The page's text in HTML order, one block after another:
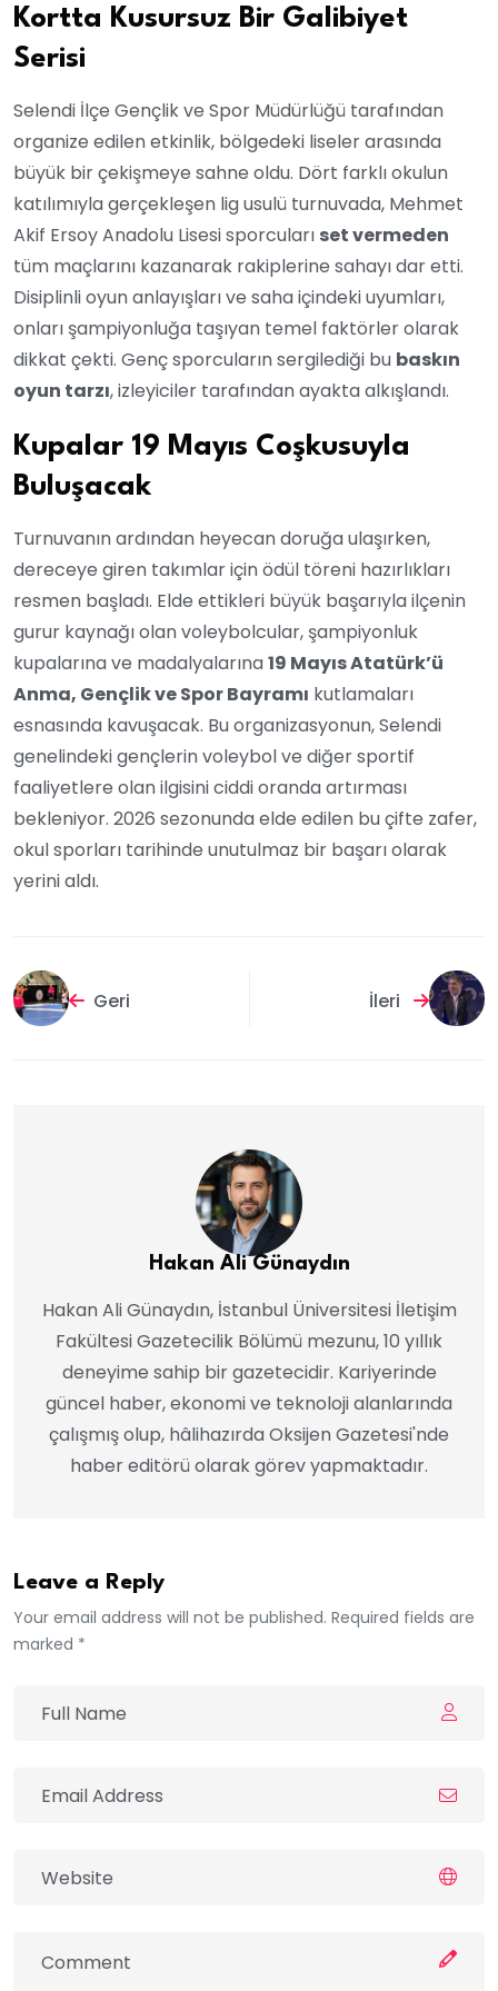
Kortta Kusursuz Bir Galibiyet
Serisi
Selendi İlçe Gençlik ve Spor Müdürlüğü tarafından
organize edilen etkinlik, bölgedeki liseler arasında
büyük bir çekişmeye sahne oldu. Dört farklı okulun
katılımıyla gerçekleşen lig usulü turnuvada, Mehmet
Akif Ersoy Anadolu Lisesi sporcuları set vermeden
tüm maçlarını kazanarak rakiplerine sahayı dar etti.
Disiplinli oyun anlayışları ve saha içindeki uyumları,
onları şampiyonluğa taşıyan temel faktörler olarak
dikkat çekti. Genç sporcuların sergilediği bu baskın
oyun tarzı, izleyiciler tarafından ayakta alkışlandı.
Kupalar 19 Mayıs Coşkusuyla
Buluşacak
Turnuvanın ardından heyecan doruğa ulaşırken,
dereceye giren takımlar için ödül töreni hazırlıkları
resmen başladı. Elde ettikleri büyük başarıyla ilçenin
gurur kaynağı olan voleybolcular, şampiyonluk
kupalarına ve madalyalarına19 Mayıs Atatürk’ü
Anma, Gençlik ve Spor Bayramı kutlamaları
esnasında kavuşacak. Bu organizasyonun, Selendi
genelindeki gençlerin voleybol ve diğer sportif
faaliyetlere olan ilgisini ciddi oranda artırması
bekleniyor. 2026 sezonunda elde edilen bu çifte zafer,
okul sporları tarihinde unutulmaz bir başarı olarak
yerini aldı.
Geri İleri
Hakan Ali Günaydın
Hakan Ali Günaydın, İstanbul Üniversitesi İletişim
Fakültesi Gazetecilik Bölümü mezunu, 10 yıllık
deneyime sahip bir gazetecidir. Kariyerinde
güncel haber, ekonomi ve teknoloji alanlarında
çalışmış olup, hâlihazırda Oksijen Gazetesi'nde
haber editörü olarak görev yapmaktadır.
Leave a Reply
Your email address will not be published. Required fields are
marked *